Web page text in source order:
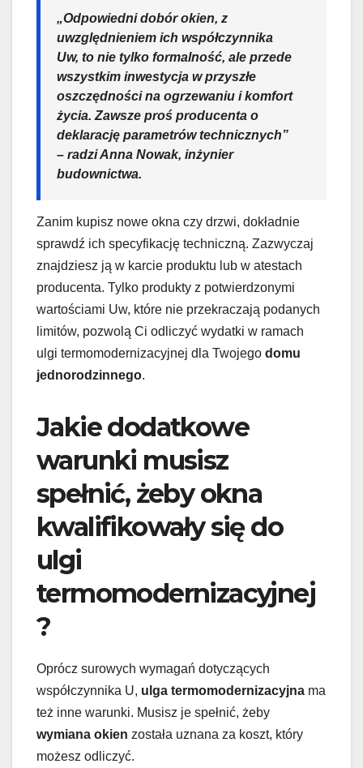
„Odpowiedni dobór okien, z
uwzględnieniem ich współczynnika
Uw, to nie tylko formalność, ale przede
wszystkim inwestycja w przyszłe
oszczędności na ogrzewaniu i komfort
życia. Zawsze proś producenta o
deklarację parametrów technicznych”
– radzi Anna Nowak, inżynier
budownictwa.
Zanim kupisz nowe okna czy drzwi, dokładnie
sprawdź ich specyfikację techniczną. Zazwyczaj
znajdziesz ją w karcie produktu lub w atestach
producenta. Tylko produkty z potwierdzonymi
wartościami Uw, które nie przekraczają podanych
limitów, pozwolą Ci odliczyć wydatki w ramach
ulgi termomodernizacyjnej dla Twojego domu
jednorodzinnego.
Jakie dodatkowe
warunki musisz
spełnić, żeby okna
kwalifikowały się do
ulgi
termomodernizacyjnej
?
Oprócz surowych wymagań dotyczących
współczynnika U, ulga termomodernizacyjna ma
też inne warunki. Musisz je spełnić, żeby
wymiana okien została uznana za koszt, który
możesz odliczyć.